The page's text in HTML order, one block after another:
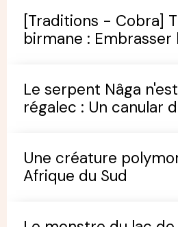
[Traditions - Cobra]
birmane : Embrasser
Le serpent Nâga
régalec : Un canular
Une créature
Afrique du Sud